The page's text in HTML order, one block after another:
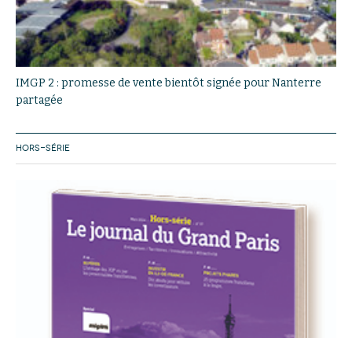
IMGP 2 : promesse de vente bientôt signée pour Nanterre
partagée
HORS-SÉRIE